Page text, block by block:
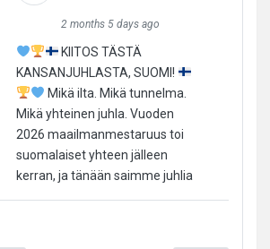
2 months 5 days ago
KIITOS TÄSTÄ
KANSANJUHLASTA, SUOMI!
Mikä ilta. Mikä tunnelma.
Mikä yhteinen juhla. Vuoden
2026 maailmanmestaruus toi
suomalaiset yhteen jälleen
kerran, ja tänään saimme juhlia